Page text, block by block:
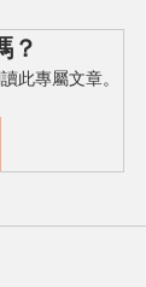
？
此專屬文章。